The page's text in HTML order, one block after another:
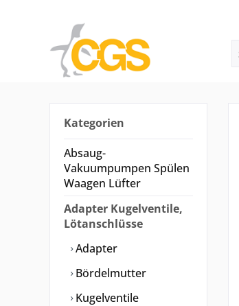
Kategorien
Absaug-
Vakuumpumpen Spülen
Waagen Lüfter
Adapter Kugelventile,
Lötanschlüsse
Adapter
Bördelmutter
Kugelventile